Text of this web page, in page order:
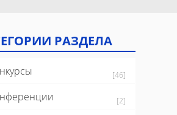
РАЗДЕЛА
[46]
[2]